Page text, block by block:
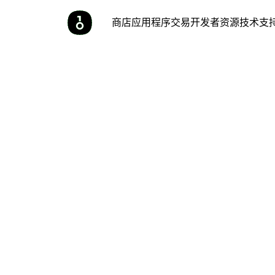
商店应用程序交易开发者资源技术支